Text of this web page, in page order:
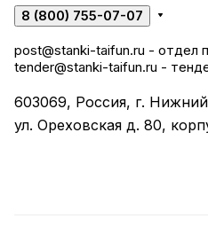
8 (800) 755-07-07
post@stanki-taifun.ru - отдел
tender@stanki-taifun.ru -
603069, Россия, г.
ул. Ореховская д. 80,